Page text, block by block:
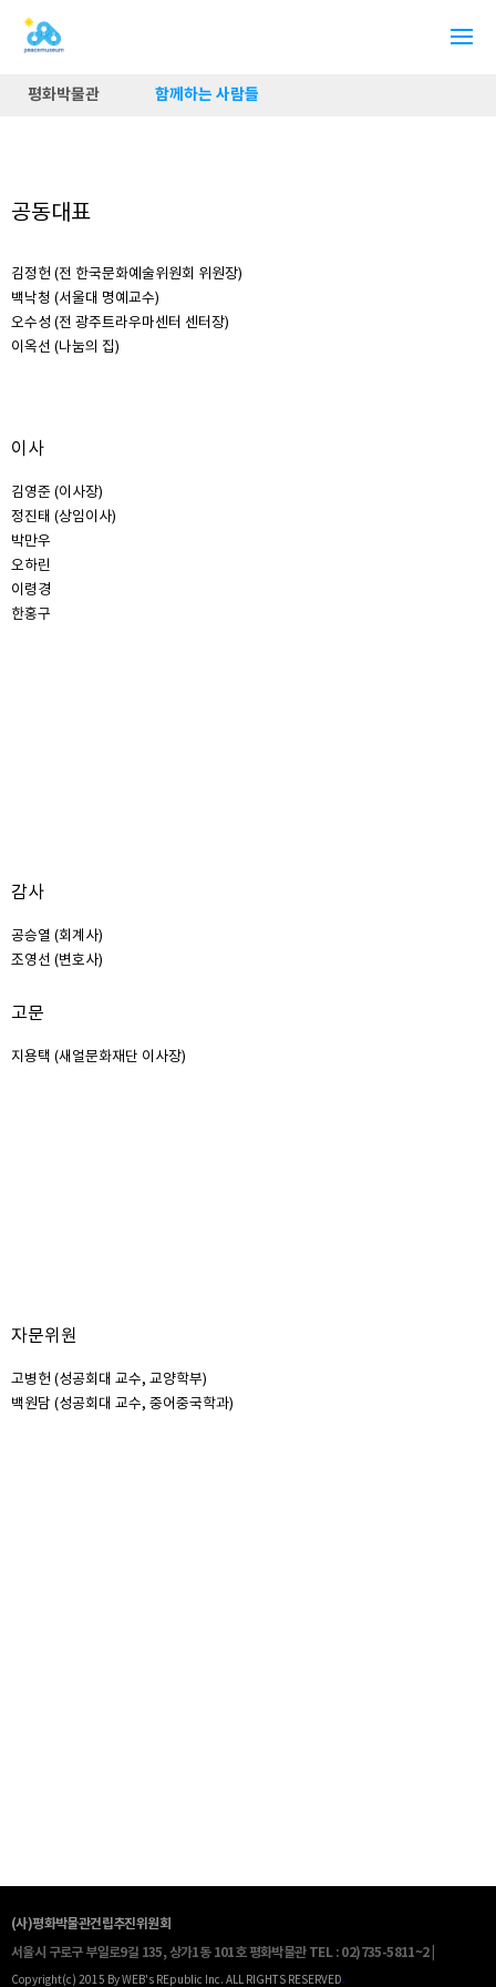
평화박물관 함께하는 사람들
공동대표
김정헌 (전 한국문화예술위원회 위원장)
백낙청 (서울대 명예교수)
오수성 (전 광주트라우마센터 센터장)
이옥선 (나눔의 집)
이사
김영준 (이사장)
정진태 (상임이사)
박만우
오하린
이령경
한홍구
감사
공승열 (회계사)
조영선 (변호사)
고문
지용택 (새얼문화재단 이사장)
자문위원
고병헌 (성공회대 교수, 교양학부)
백원담 (성공회대 교수, 중어중국학과)
(사)평화박물관건립추진위원회
서울시 구로구 부일로9길 135, 상가1동 101호 평화박물관 TEL : 02)735-5811~2 |
Copyright(c) 2015 By WEB's REpublic Inc. ALL RIGHTS RESERVED.